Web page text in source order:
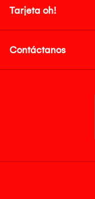
Tarjeta oh!
Contáctanos